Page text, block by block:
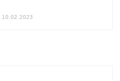
10.02.2023